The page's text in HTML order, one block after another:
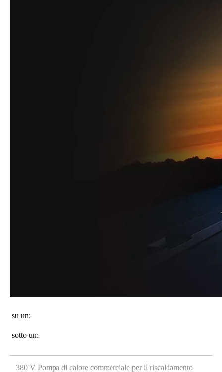
su un:
sotto un:
380 V Pompa di calore commerciale per il riscaldamento